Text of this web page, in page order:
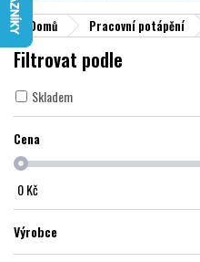
Domů Pracovní potápění
Filtrovat podle
Skladem
Cena
0Kč
Výrobce